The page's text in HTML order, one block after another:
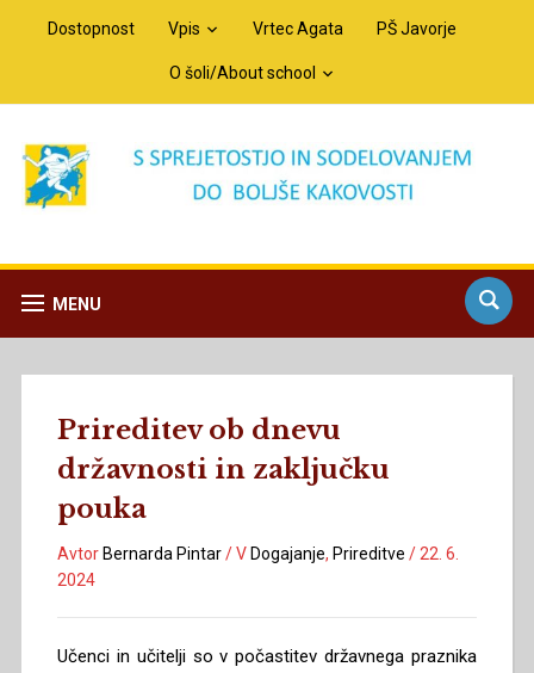
Dostopnost Vpis Vrtec Agata PŠ Javorje
O šoli/About school
MENU
Prireditev ob dnevu
državnosti in zaključku
pouka
Avtor Bernarda Pintar/V Dogajanje, Prireditve / 22. 6.
2024
Učenci in učitelji so v počastitev državnega praznika